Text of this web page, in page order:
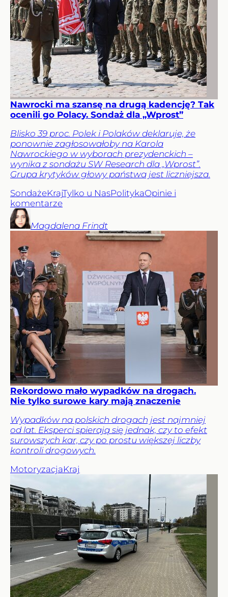
Nawrocki ma szansę na drugą kadencję? Tak
ocenili go Polacy. Sondaż dla „Wprost”
Blisko 39 proc. Polek i Polaków deklaruje, że
ponownie zagłosowałoby na Karola
Nawrockiego w wyborach prezydenckich –
wynika z sondażu SW Research dla „Wprost”.
Grupa krytyków głowy państwa jest liczniejsza.
SondażeKrajTylko u NasPolitykaOpinie i
komentarze
Magdalena Frindt
Rekordowo mało wypadków na drogach.
Nie tylko surowe kary mają znaczenie
Wypadków na polskich drogach jest najmniej
od lat. Eksperci spierają się jednak, czy to efekt
surowszych kar, czy po prostu większej liczby
kontroli drogowych.
MotoryzacjaKraj